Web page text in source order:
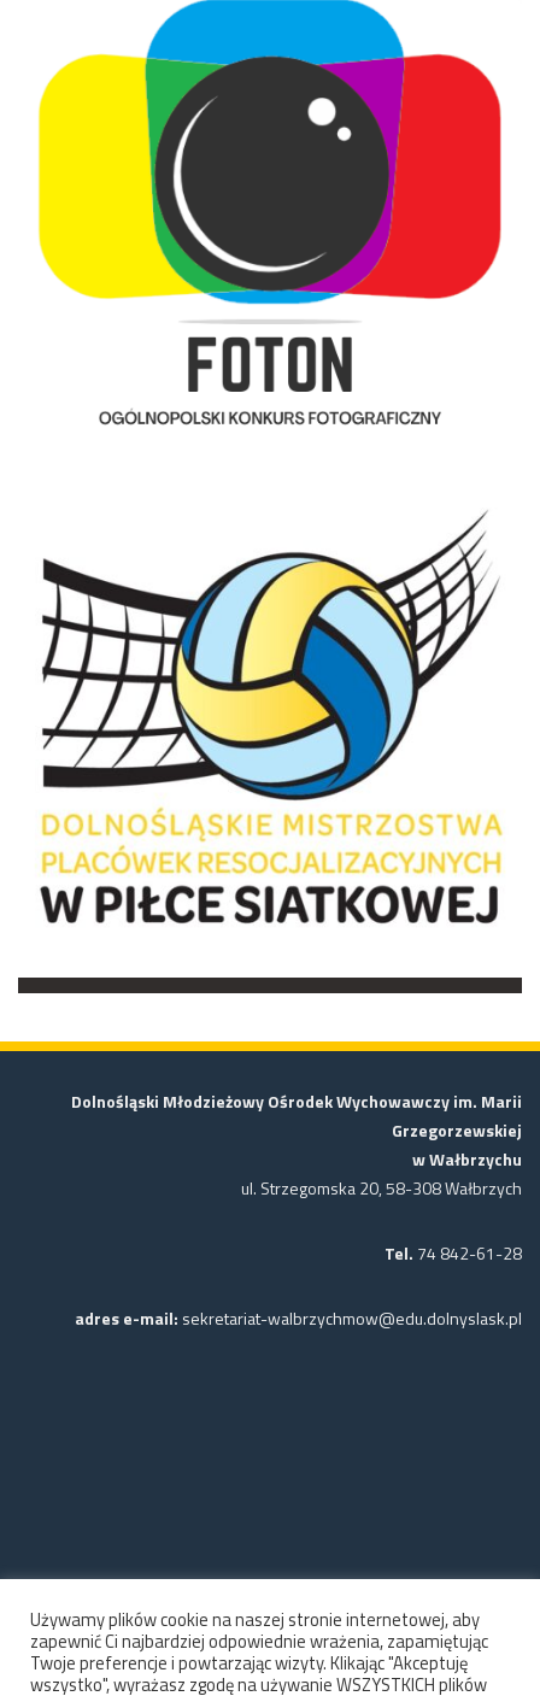
Dolnośląski Młodzieżowy Ośrodek Wychowawczy im. Marii
Grzegorzewskiej
w Wałbrzychu
ul. Strzegomska 20, 58-308 Wałbrzych
Tel. 74 842-61-28
adres e-mail: sekretariat-walbrzychmow@edu.dolnyslask.pl
Używamy plików cookie na naszej stronie internetowej, aby
zapewnić Ci najbardziej odpowiednie wrażenia, zapamiętując
Twoje preferencje i powtarzając wizyty. Klikając "Akceptuję
wszystko", wyrażasz zgodę na używanie WSZYSTKICH plików